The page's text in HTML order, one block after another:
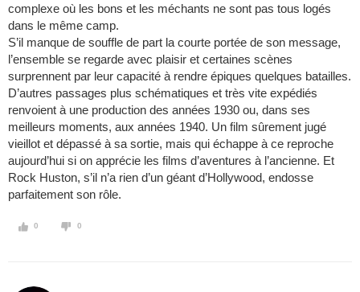
complexe où les bons et les méchants ne sont pas tous logés
dans le même camp.
S’il manque de souffle de part la courte portée de son message,
l’ensemble se regarde avec plaisir et certaines scènes
surprennent par leur capacité à rendre épiques quelques batailles.
D’autres passages plus schématiques et très vite expédiés
renvoient à une production des années 1930 ou, dans ses
meilleurs moments, aux années 1940. Un film sûrement jugé
vieillot et dépassé à sa sortie, mais qui échappe à ce reproche
aujourd’hui si on apprécie les films d’aventures à l’ancienne. Et
Rock Huston, s’il n’a rien d’un géant d’Hollywood, endosse
parfaitement son rôle.
0 0